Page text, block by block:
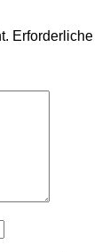
Erforderliche